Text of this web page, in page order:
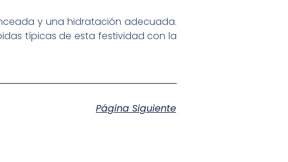
y una hidratación adecuada.
típicas de esta festividad con la
Página Siguiente